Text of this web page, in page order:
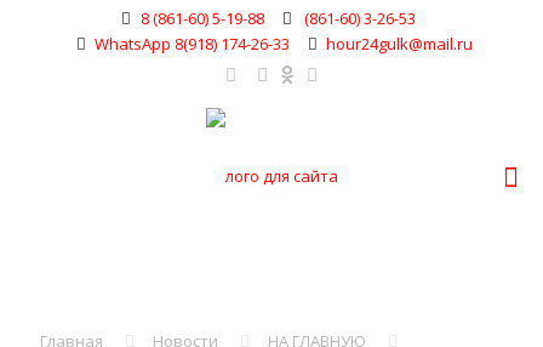
8 (861-60) 5-19-88
(861-60) 3-26-53
WhatsApp 8(918) 174-26-33
hour24gulk@mail.ru
Главная Новости
НА ГЛАВНУЮ